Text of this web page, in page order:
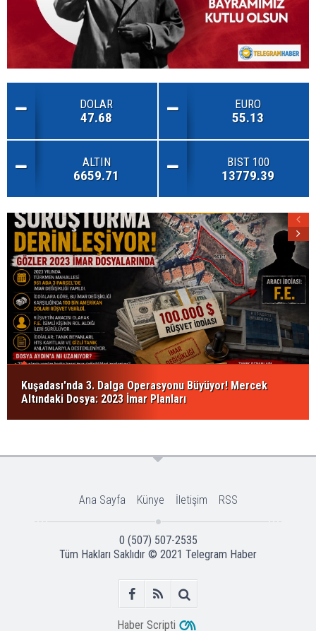
DOLAR
47.68
EURO
55.13
ALTIN
6659.71
BIST 100
13779.39
Kuşadası'nda 3. Dalga Operasyonu Büyüyor! Mercek
Altındaki Dosya: 2023 İmar Planları
Ana Sayfa Künye İletişim RSS
0 (507) 507-2535
Tüm Hakları Saklıdır © 2021 Telegram Haber
Haber Scripti